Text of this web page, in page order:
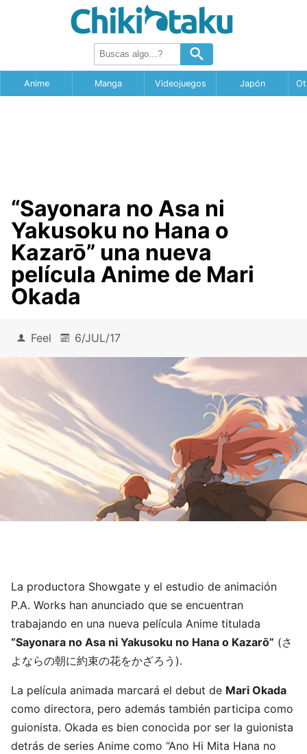
Anime Manga Videojuegos Japón
“Sayonara no Asa ni
Yakusoku no Hana o
Kazarō” una nueva
película Anime de Mari
Okada
Feel 6/JUL/17
La productora Showgate y el estudio de animación
P.A. Works han anunciado que se encuentran
trabajando en una nueva película Anime titulada
“Sayonara no Asa ni Yakusoku no Hana o Kazarō” (さ
よならの朝に約束の花をかざろう).
La película animada marcará el debut de Mari Okada
como directora, pero además también participa como
guionista. Okada es bien conocida por ser la guionista
detrás de series Anime como “Ano Hi Mita Hana no